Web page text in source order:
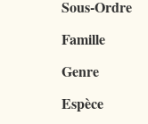
Sous-Ordre
Famille
Genre
Espèce